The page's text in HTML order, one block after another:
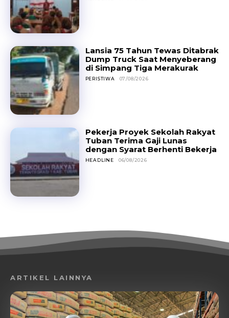
Lansia 75 Tahun Tewas Ditabrak
Dump Truck Saat Menyeberang
di Simpang Tiga Merakurak
PERISTIWA 07/08/2026
Pekerja Proyek Sekolah Rakyat
Tuban Terima Gaji Lunas
dengan Syarat Berhenti Bekerja
HEADLINE 06/08/2026
ARTIKEL LAINNYA